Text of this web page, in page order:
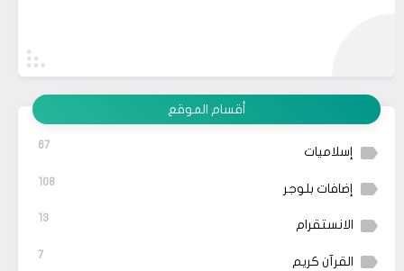
أقسام الموقع
إسلاميات 67
إضافات بلوجر 108
الانستقرام 13
القرآن كريم 7